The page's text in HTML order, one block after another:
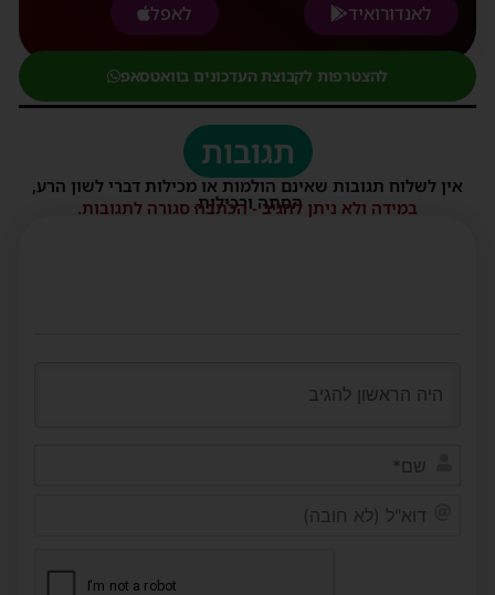
לאנדורואיד
לאפל
להצטרפות לקבוצת העדכונים בוואטסאפ
תגובות
אין לשלוח תגובות שאינם הולמות או מכילות דברי לשון הרע,
הסתה ורכילות.
במידה ולא ניתן להגיב - הכתבה סגורה לתגובות.